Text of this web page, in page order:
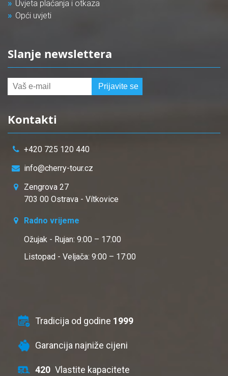
Uvjeta plaćanja i otkaza
Opći uvjeti
Slanje newslettera
Kontakti
+420 725 120 440
info@cherry-tour.cz
Zengrova 27
703 00 Ostrava - Vítkovice
Radno vrijeme
Ožujak - Rujan: 9:00 – 17:00
Listopad - Veljača: 9:00 – 17:00
Tradicija od godine 1999
Garancija najniže cijeni
420 Vlastite kapacitete